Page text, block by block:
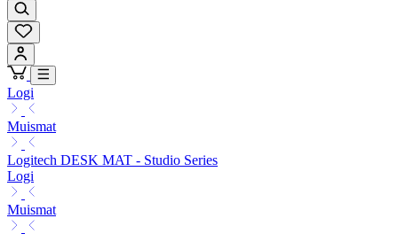
Logi
Muismat
Logitech DESK MAT - Studio Series
Logi
Muismat